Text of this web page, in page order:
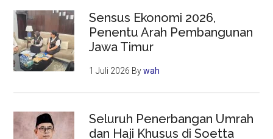
Sensus Ekonomi 2026,
Penentu Arah Pembangunan
Jawa Timur
1 Juli 2026 Bywah
Seluruh Penerbangan Umrah
dan Haji Khusus di Soetta